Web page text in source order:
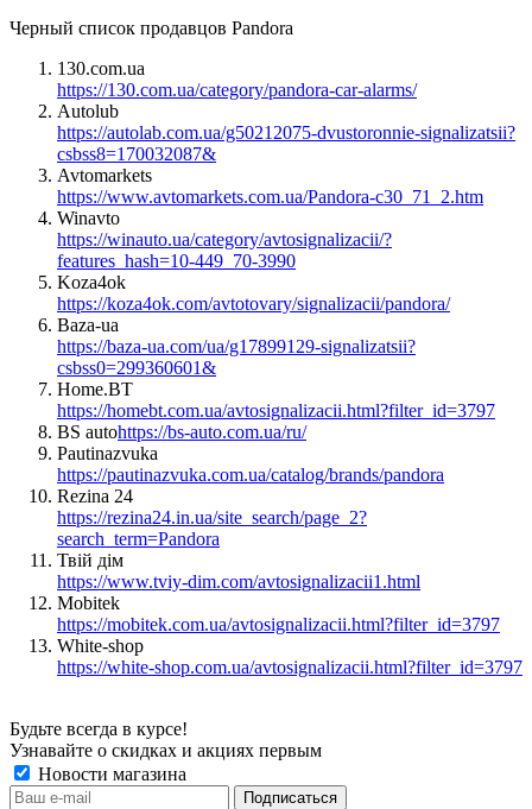
Черный список продавцов Pandora
130.com.ua
https://130.com.ua/category/pandora-car-alarms/
Autolub
https://autolab.com.ua/g50212075-dvustoronnie-signalizatsii?
csbss8=170032087&
Avtomarkets
https://www.avtomarkets.com.ua/Pandora-c30_71_2.htm
Winavto
https://winauto.ua/category/avtosignalizacii/?
features_hash=10-449_70-3990
Koza4ok
https://koza4ok.com/avtotovary/signalizacii/pandora/
Baza-ua
https://baza-ua.com/ua/g17899129-signalizatsii?
csbss0=299360601&
Home.BT
https://homebt.com.ua/avtosignalizacii.html?filter_id=3797
BS autohttps://bs-auto.com.ua/ru/
Pautinazvuka
https://pautinazvuka.com.ua/catalog/brands/pandora
Rezina 24
https://rezina24.in.ua/site_search/page_2?
search_term=Pandora
Твій дім
https://www.tviy-dim.com/avtosignalizacii1.html
Mobitek
https://mobitek.com.ua/avtosignalizacii.html?filter_id=3797
White-shop
https://white-shop.com.ua/avtosignalizacii.html?filter_id=3797
Будьте всегда в курсе!
Узнавайте о скидках и акциях первым
Новости магазина